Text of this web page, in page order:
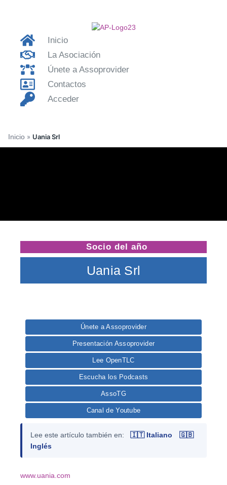
Inicio
La Asociación
Únete a Assoprovider
Contactos
Acceder
Inicio » Uania Srl
Socio del año
Uania Srl
Únete a Assoprovider
Presentación Assoprovider
Lee OpenTLC
Escucha los Podcasts
AssoTG
Canal de Youtube
Lee este artículo también en: 🇮🇹 Italiano
🇬🇧
Inglés
www.uania.com